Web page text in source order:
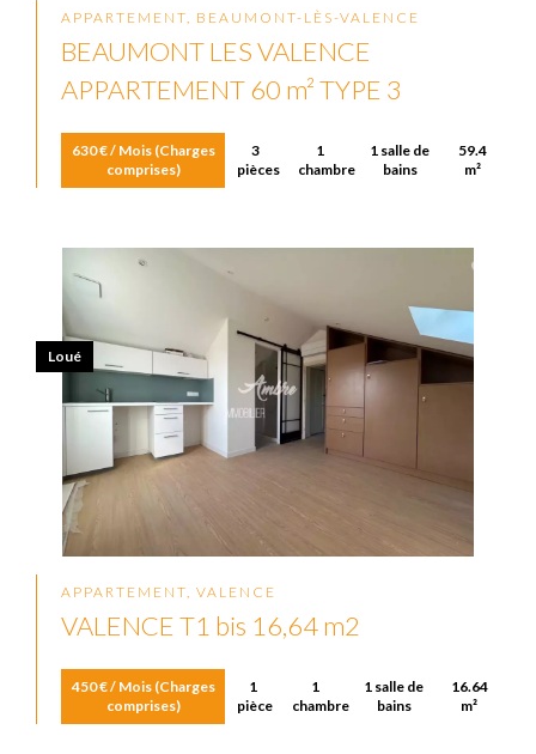
APPARTEMENT, BEAUMONT-LÈS-VALENCE
BEAUMONT LES VALENCE
APPARTEMENT 60 m² TYPE 3
630 € / Mois (Charges
comprises)
3
pièces
1
chambre
1 salle de
bains
59.4
m²
APPARTEMENT, VALENCE
VALENCE T1 bis 16,64 m2
450 € / Mois (Charges
comprises)
1
pièce
1
chambre
1 salle de
bains
16.64
m²
Loué